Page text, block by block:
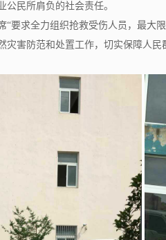
公民所肩负的社会责任。
“要求全力组织抢救受伤人员，最
灾害防范和处置工作，切实保障人民